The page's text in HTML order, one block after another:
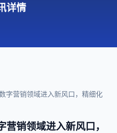
详情
字营销领域进入新风口，精细化
销领域进入新风口，